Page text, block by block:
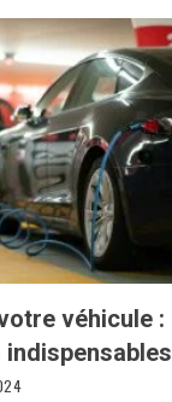
véhicule :